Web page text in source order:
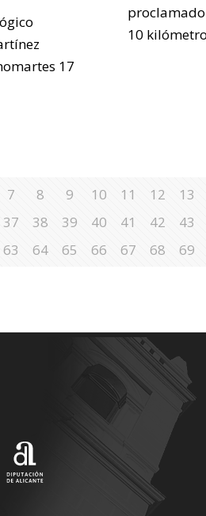
17
10
7 8 9 10 11 12 13
37 38 39 40 41 42 43
63 64 65 66 67 68 69